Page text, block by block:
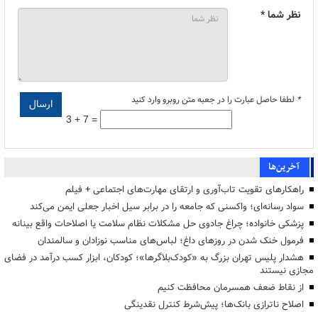
نظر شما *
* لطفا حاصل عبارت را در جعبه متن روبرو وارد کنید
3 + 7 =
آخرین‌ها
راهکارهای تقویت تاب‌آوری و ارتقای مهارت‌های اجتماعی + فیلم
سواد رسانه‌ای؛ واکسنی که جامعه را در برابر سیل اخبار جعلی ایمن می‌کند
پزشکی خانواده؛ چراغ جادوی حل مشکلات نظام سلامت یا اصلاحات واقع بینانه
فرمول خنک شدن در روزهای داغ؛ لباس‌های مناسب نوزادان و سالمندان
هشدار پلیس تهران بزرگ به «کودک‌بلاگرها»؛ کودکان، ابزار کسب درآمد در فضای
مجازی نیستند
از نقاط ضعف همسرمان محافظت کنیم
اصلاح ناترازی بانک‌ها؛ پیش‌شرط کنترل نقدینگی